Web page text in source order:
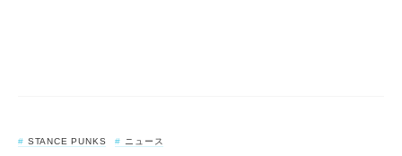
STANCE PUNKS ニュース